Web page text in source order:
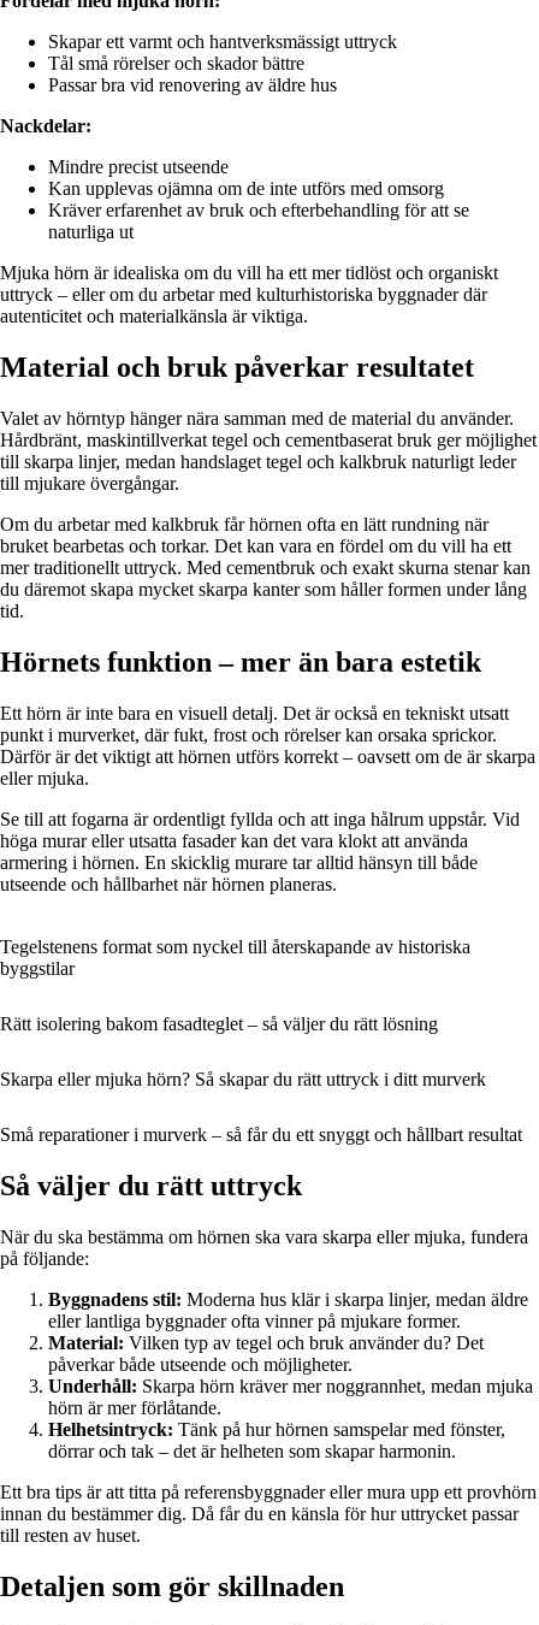
Skapar ett varmt och hantverksmässigt uttryck
Tål små rörelser och skador bättre
Passar bra vid renovering av äldre hus
Nackdelar:
Mindre precist utseende
Kan upplevas ojämna om de inte utförs med omsorg
Kräver erfarenhet av bruk och efterbehandling för att se
naturliga ut
Mjuka hörn är idealiska om du vill ha ett mer tidlöst och organiskt
uttryck – eller om du arbetar med kulturhistoriska byggnader där
autenticitet och materialkänsla är viktiga.
Material och bruk påverkar resultatet
Valet av hörntyp hänger nära samman med de material du använder.
Hårdbränt, maskintillverkat tegel och cementbaserat bruk ger möjlighet
till skarpa linjer, medan handslaget tegel och kalkbruk naturligt leder
till mjukare övergångar.
Om du arbetar med kalkbruk får hörnen ofta en lätt rundning när
bruket bearbetas och torkar. Det kan vara en fördel om du vill ha ett
mer traditionellt uttryck. Med cementbruk och exakt skurna stenar kan
du däremot skapa mycket skarpa kanter som håller formen under lång
tid.
Hörnets funktion – mer än bara estetik
Ett hörn är inte bara en visuell detalj. Det är också en tekniskt utsatt
punkt i murverket, där fukt, frost och rörelser kan orsaka sprickor.
Därför är det viktigt att hörnen utförs korrekt – oavsett om de är skarpa
eller mjuka.
Se till att fogarna är ordentligt fyllda och att inga hålrum uppstår. Vid
höga murar eller utsatta fasader kan det vara klokt att använda
armering i hörnen. En skicklig murare tar alltid hänsyn till både
utseende och hållbarhet när hörnen planeras.
Tegelstenens format som nyckel till återskapande av historiska
byggstilar
Rätt isolering bakom fasadteglet – så väljer du rätt lösning
Skarpa eller mjuka hörn? Så skapar du rätt uttryck i ditt murverk
Små reparationer i murverk – så får du ett snyggt och hållbart resultat
Så väljer du rätt uttryck
När du ska bestämma om hörnen ska vara skarpa eller mjuka, fundera
på följande:
Byggnadens stil: Moderna hus klär i skarpa linjer, medan äldre
eller lantliga byggnader ofta vinner på mjukare former.
Material: Vilken typ av tegel och bruk använder du? Det
påverkar både utseende och möjligheter.
Underhåll: Skarpa hörn kräver mer noggrannhet, medan mjuka
hörn är mer förlåtande.
Helhetsintryck: Tänk på hur hörnen samspelar med fönster,
dörrar och tak – det är helheten som skapar harmonin.
Ett bra tips är att titta på referensbyggnader eller mura upp ett provhörn
innan du bestämmer dig. Då får du en känsla för hur uttrycket passar
till resten av huset.
Detaljen som gör skillnaden